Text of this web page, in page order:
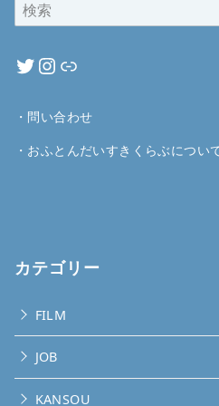
・ 問い合わせ
・ おふとんだいすきくらぶについ
カテゴリー
FILM
JOB
KANSOU